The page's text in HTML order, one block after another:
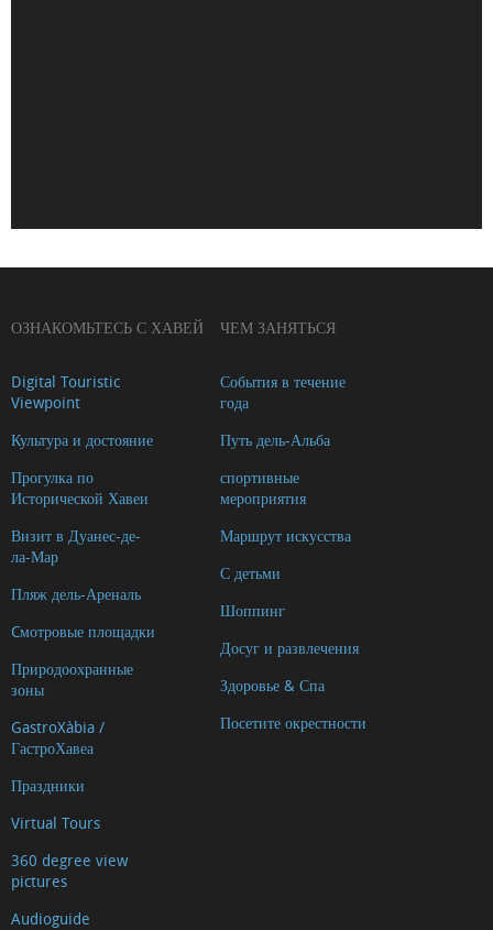
Loreto
Iglesia-
de
Bartolomé
(Tour
2018)
Museu
Soler
Blasco
Ayuntamiento
Oficina
de
Turisme
Xàbia
Centre
Ca
Lamber
Capilla
de
Santa
Anna
ОЗНАКОМЬТЕСЬ С ХАВЕЙ
Digital Touristic
Viewpoint
Культура и достояние
Прогулка по
Исторической Хавеи
Визит в Дуанес-де-
ла-Мар
Пляж дель-Ареналь
Cмотровые площадки
Природоохранные
зоны
GastroXàbia /
ГастроХавеа
Праздники
Virtual Tours
360 degree view
pictures
Audioguide
ЧЕМ ЗАНЯТЬСЯ
События в течение
года
Путь дель-Альба
спортивные
мероприятия
Маршрут искусства
С детьми
Шоппинг
Досуг и развлечения
Здоровье & Спа
Посетите окрестности